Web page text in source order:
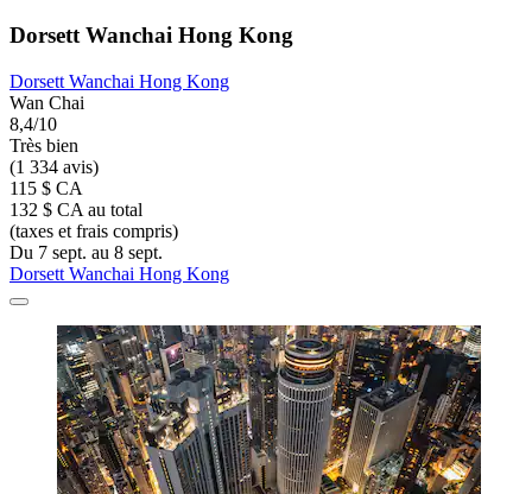
Dorsett Wanchai Hong Kong
Dorsett Wanchai Hong Kong
Wan Chai
8,4/10
Très bien
(1 334 avis)
115 $ CA
132 $ CA au total
(taxes et frais compris)
Du 7 sept. au 8 sept.
Dorsett Wanchai Hong Kong